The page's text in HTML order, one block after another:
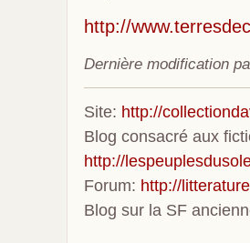
http://
Dernière modification
Site: http://
Blog consacré aux
http://
Forum: http://
Blog sur la SF